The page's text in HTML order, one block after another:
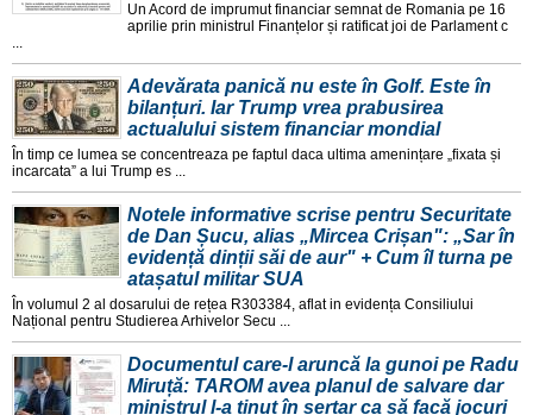
Un Acord de imprumut financiar semnat de Romania pe 16
aprilie prin ministrul Finanțelor și ratificat joi de Parlament c
...
Adevărata panică nu este în Golf. Este în
bilanțuri. Iar Trump vrea prabusirea
actualului sistem financiar mondial
În timp ce lumea se concentreaza pe faptul daca ultima amenințare „fixata și
incarcata” a lui Trump es ...
Notele informative scrise pentru Securitate
de Dan Șucu, alias „Mircea Crișan": „Sar în
evidență dinții săi de aur" + Cum îl turna pe
atașatul militar SUA
În volumul 2 al dosarului de rețea R303384, aflat in evidența Consiliului
Național pentru Studierea Arhivelor Secu ...
Documentul care-l aruncă la gunoi pe Radu
Miruță: TAROM avea planul de salvare dar
ministrul l-a ținut în sertar ca să facă jocuri